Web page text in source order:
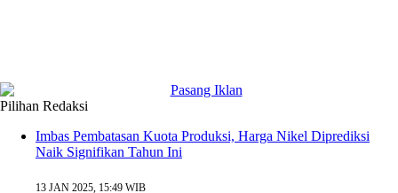
Pilihan Redaksi
Imbas Pembatasan Kuota Produksi, Harga Nikel Diprediksi
Naik Signifikan Tahun Ini
13 JAN 2025, 15:49 WIB